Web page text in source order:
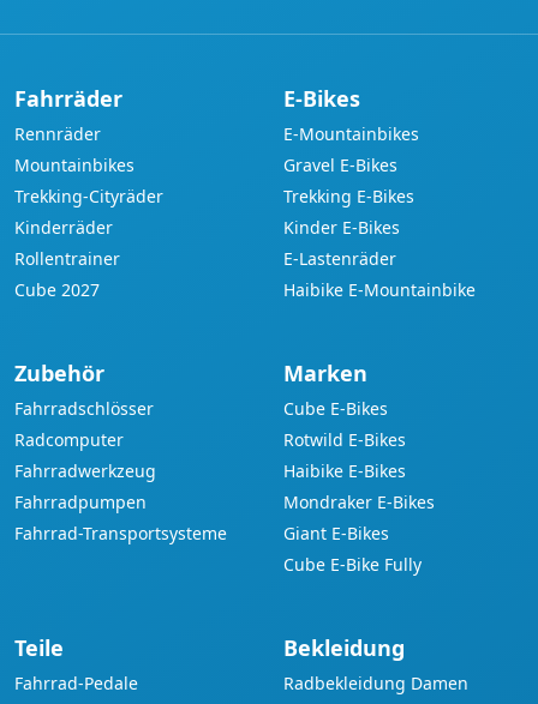
Fahrräder
Rennräder
Mountainbikes
Trekking-Cityräder
Kinderräder
Rollentrainer
Cube 2027
E-Bikes
E-Mountainbikes
Gravel E-Bikes
Trekking E-Bikes
Kinder E-Bikes
E-Lastenräder
Haibike E-Mountainbike
Zubehör
Fahrradschlösser
Radcomputer
Fahrradwerkzeug
Fahrradpumpen
Fahrrad-Transportsysteme
Marken
Cube E-Bikes
Rotwild E-Bikes
Haibike E-Bikes
Mondraker E-Bikes
Giant E-Bikes
Cube E-Bike Fully
Teile
Fahrrad-Pedale
Bekleidung
Radbekleidung Damen